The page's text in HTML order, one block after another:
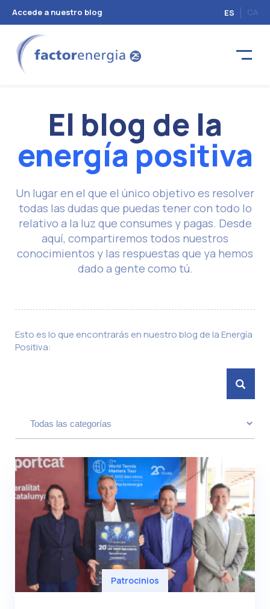
Accede a nuestro blog ES CA
El blog de la
energía positiva
Un lugar en el que el único objetivo es resolver
todas las dudas que puedas tener con todo lo
relativo a la luz que consumes y pagas. Desde
aquí, compartiremos todos nuestros
conocimientos y las respuestas que ya hemos
dado a gente como tú.
Esto es lo que encontrarás en nuestro blog de la Energía
Positiva:
Patrocinios